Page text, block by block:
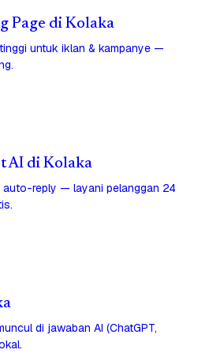
Page di Kolaka
untuk iklan & kampanye —
AI di Kolaka
auto-reply — layani pelanggan 24
di jawaban AI (ChatGPT,